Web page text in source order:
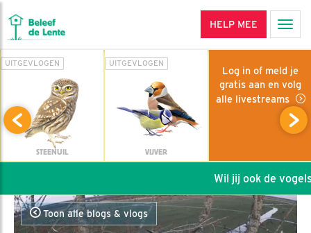
HELP MEE
UITGEVLOGEN
STEENUIL
UITGEVLOGEN
VIJVER
Log in of meld je
gratis aan en volg
alle livestreams
Wil jij ook de
Toon alle blogs & vlogs